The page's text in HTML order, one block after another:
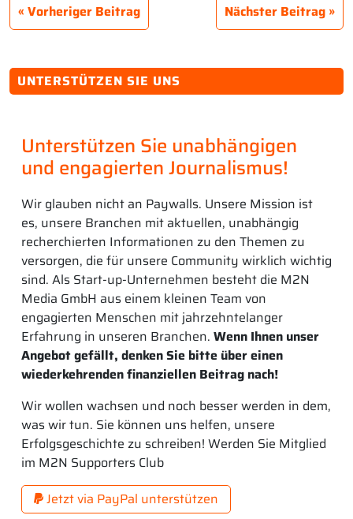
Vorheriger Beitrag Nächster Beitrag
UNTERSTÜTZEN SIE UNS
Unterstützen Sie unabhängigen
und engagierten Journalismus!
Wir glauben nicht an Paywalls. Unsere Mission ist
es, unsere Branchen mit aktuellen, unabhängig
recherchierten Informationen zu den Themen zu
versorgen, die für unsere Community wirklich wichtig
sind. Als Start-up-Unternehmen besteht die M2N
Media GmbH aus einem kleinen Team von
engagierten Menschen mit jahrzehntelanger
Erfahrung in unseren Branchen. Wenn Ihnen unser
Angebot gefällt, denken Sie bitte über einen
wiederkehrenden finanziellen Beitrag nach!
Wir wollen wachsen und noch besser werden in dem,
was wir tun. Sie können uns helfen, unsere
Erfolgsgeschichte zu schreiben! Werden Sie Mitglied
im M2N Supporters Club
Jetzt via PayPal unterstützen